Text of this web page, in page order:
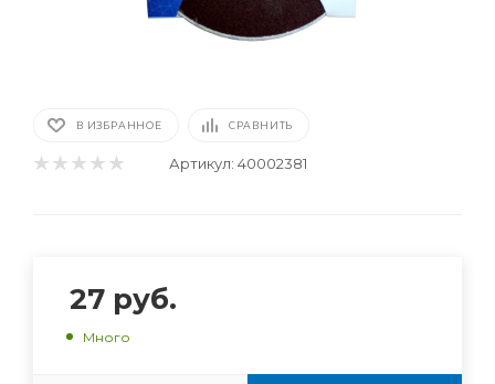
В ИЗБРАННОЕ СРАВНИТЬ
Артикул: 40002381
27 руб.
Много